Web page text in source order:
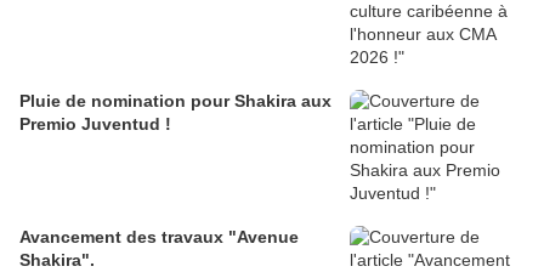
Pluie de nomination pour Shakira aux
Premio Juventud !
Avancement des travaux "Avenue
Shakira".